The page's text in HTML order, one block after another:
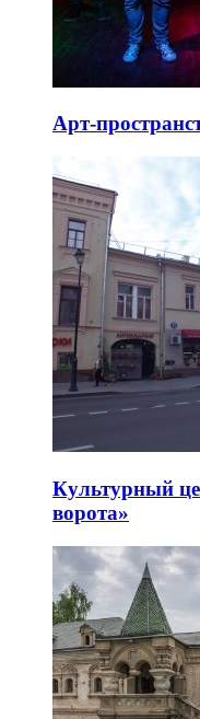
Арт-
Культурный
ворота»